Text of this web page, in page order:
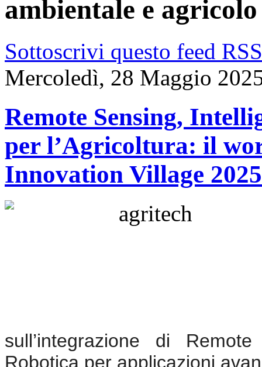
ambientale e agricolo
Sottoscrivi questo feed RSS
Mercoledì, 28 Maggio
Remote Sensing,
per l’Agricoltura: il
Innovation Village 2025
sull’integrazione di
Robotica per applicazioni